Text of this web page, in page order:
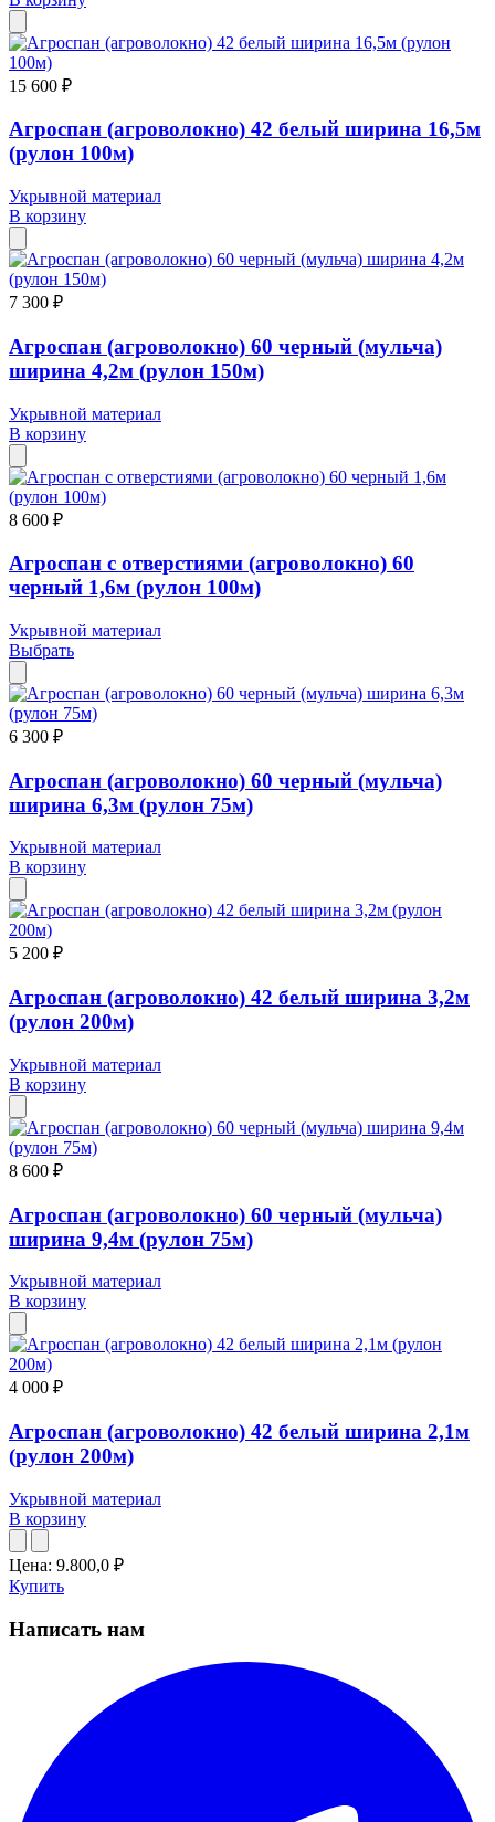
15 600 ₽
Агроспан (агроволокно) 42 белый ширина 16,5м
(рулон 100м)
Укрывной материал
В корзину
7 300 ₽
Агроспан (агроволокно) 60 черный (мульча)
ширина 4,2м (рулон 150м)
Укрывной материал
В корзину
8 600 ₽
Агроспан с отверстиями (агроволокно) 60
черный 1,6м (рулон 100м)
Укрывной материал
Выбрать
6 300 ₽
Агроспан (агроволокно) 60 черный (мульча)
ширина 6,3м (рулон 75м)
Укрывной материал
В корзину
5 200 ₽
Агроспан (агроволокно) 42 белый ширина 3,2м
(рулон 200м)
Укрывной материал
В корзину
8 600 ₽
Агроспан (агроволокно) 60 черный (мульча)
ширина 9,4м (рулон 75м)
Укрывной материал
В корзину
4 000 ₽
Агроспан (агроволокно) 42 белый ширина 2,1м
(рулон 200м)
Укрывной материал
В корзину
Цена: 9.800,0 ₽
Купить
Написать нам